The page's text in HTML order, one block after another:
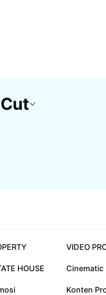
7,2 rb
VIDEO
HOUSE 798
6
Konten